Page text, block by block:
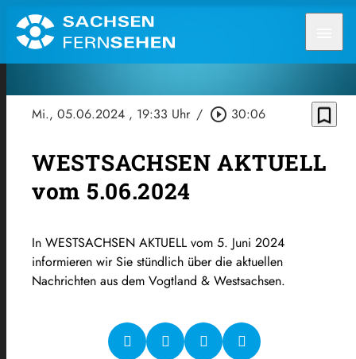
Mi., 05.06.2024 , 19:33 Uhr / play_circle_outline 30:06 bookmark_border
WESTSACHSEN AKTUELL
vom 5.06.2024
In WESTSACHSEN AKTUELL vom 5. Juni 2024
informieren wir Sie stündlich über die aktuellen
Nachrichten aus dem Vogtland & Westsachsen.